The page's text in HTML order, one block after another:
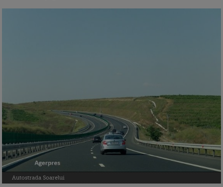
Autostrada Soarelui